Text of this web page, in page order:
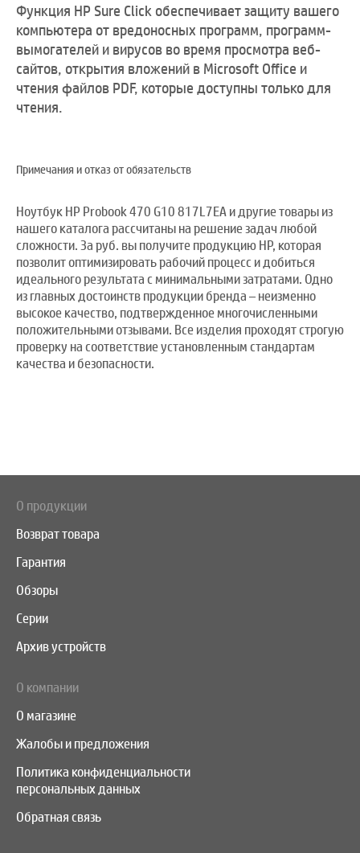
Функция HP Sure Click обеспечивает защиту вашего
компьютера от вредоносных программ, программ-
вымогателей и вирусов во время просмотра веб-
сайтов, открытия вложений в Microsoft Office и
чтения файлов PDF, которые доступны только для
чтения.
Примечания и отказ от обязательств
Ноутбук HP Probook 470 G10 817L7EA и другие товары из
нашего каталога рассчитаны на решение задач любой
сложности. За руб. вы получите продукцию HP, которая
позволит оптимизировать рабочий процесс и добиться
идеального результата с минимальными затратами. Одно
из главных достоинств продукции бренда – неизменно
высокое качество, подтвержденное многочисленными
положительными отзывами. Все изделия проходят строгую
проверку на соответствие установленным стандартам
качества и безопасности.
О продукции
Возврат товара
Гарантия
Обзоры
Серии
Архив устройств
О компании
О магазине
Жалобы и предложения
Политика конфиденциальности
персональных данных
Обратная связь